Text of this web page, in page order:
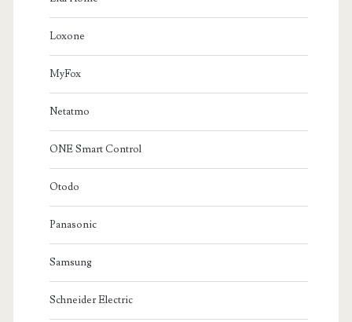
Loxone
MyFox
Netatmo
ONE Smart Control
Otodo
Panasonic
Samsung
Schneider Electric